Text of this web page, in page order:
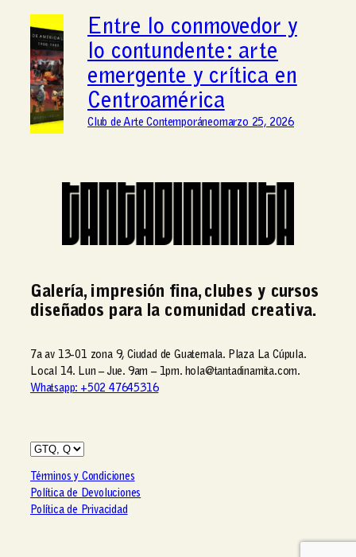
Entre lo conmovedor y
lo contundente: arte
emergente y crítica en
Centroamérica
Club de Arte Contemporáneomarzo 25, 2026
Galería, impresión fina, clubes y cursos
diseñados para la comunidad creativa.
7a av 13-01 zona 9, Ciudad de Guatemala. Plaza La Cúpula.
Local 14. Lun – Jue. 9am – 1pm. hola@tantadinamita.com.
Whatsapp: +502 47645316
Términos y Condiciones
Política de Devoluciones
Política de Privacidad